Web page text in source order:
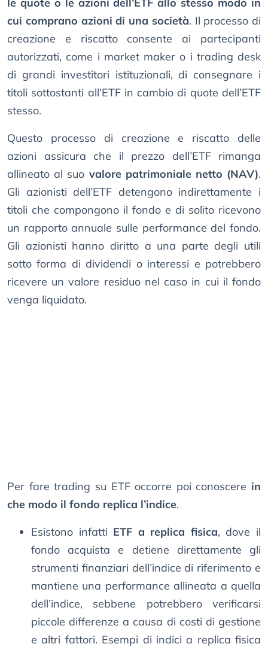
le quote o le azioni dell’ETF allo stesso modo in
cui comprano azioni di una società. Il processo di
creazione e riscatto consente ai partecipanti
autorizzati, come i market maker o i trading desk
di grandi investitori istituzionali, di consegnare i
titoli sottostanti all’ETF in cambio di quote dell’ETF
stesso.
Questo processo di creazione e riscatto delle
azioni assicura che il prezzo dell’ETF rimanga
allineato al suo valore patrimoniale netto (NAV).
Gli azionisti dell’ETF detengono indirettamente i
titoli che compongono il fondo e di solito ricevono
un rapporto annuale sulle performance del fondo.
Gli azionisti hanno diritto a una parte degli utili
sotto forma di dividendi o interessi e potrebbero
ricevere un valore residuo nel caso in cui il fondo
venga liquidato.
Per fare trading su ETF occorre poi conoscere in
che modo il fondo replica l’indice.
Esistono infatti ETF a replica fisica, dove il
fondo acquista e detiene direttamente gli
strumenti finanziari dell’indice di riferimento e
mantiene una performance allineata a quella
dell’indice, sebbene potrebbero verificarsi
piccole differenze a causa di costi di gestione
e altri fattori. Esempi di indici a replica fisica